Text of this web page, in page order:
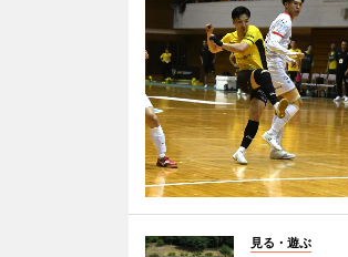
見る・遊ぶ